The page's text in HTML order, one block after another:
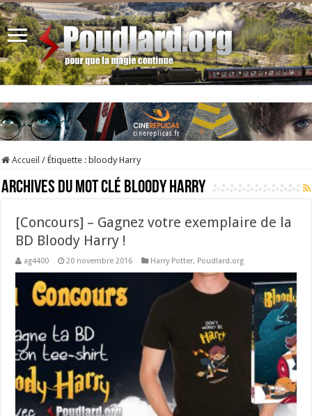
Accueil / Étiquette : bloody Harry
Archives du mot clé bloody Harry
[Concours] – Gagnez votre exemplaire de la
BD Bloody Harry !
ag4400 20 novembre 2016 Harry Potter, Poudlard.org